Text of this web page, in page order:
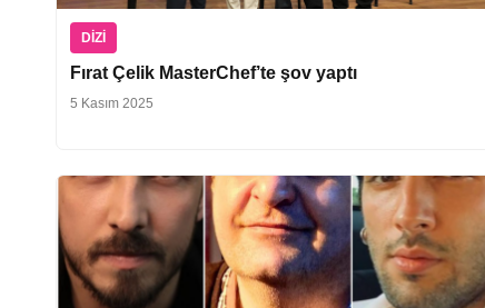
DIZI
Fırat Çelik MasterChef’te şov yaptı
5 Kasım 2025